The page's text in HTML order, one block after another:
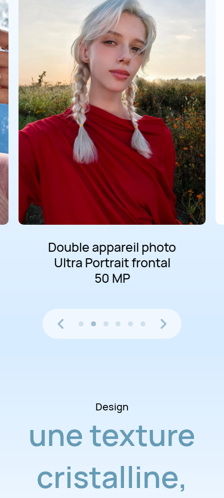
Fonction IA
expressions
Design
une texture
cristalline,